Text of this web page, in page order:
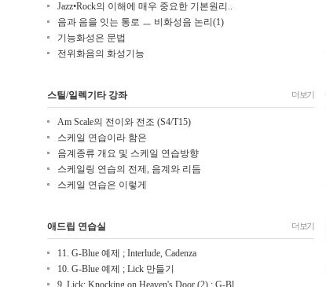
Jazz•Rock의 이해에 매우 중요한 기본원리..
음과 음을 잇는 통로 ㅡ 비화성음 논리(1)
기능화성은 문법
전위화음의 화성기능
스틸/일렉기타 강좌 더보기
Am Scale의 전이와 전조 (S4/T15)
스케일 연습이라 함은
음계종류 개요 및 스케일 연습방향
스케일링 연습의 전제, 음계와 리듬
스케일 연습은 이렇게
애드립 연습실 더보기
11. G-Blue 예제 ; Interlude, Cadenza
10. G-Blue 예제 ; Lick 만들기
9. Lick; Knocking on Heaven's Door (2) : G-Bl..